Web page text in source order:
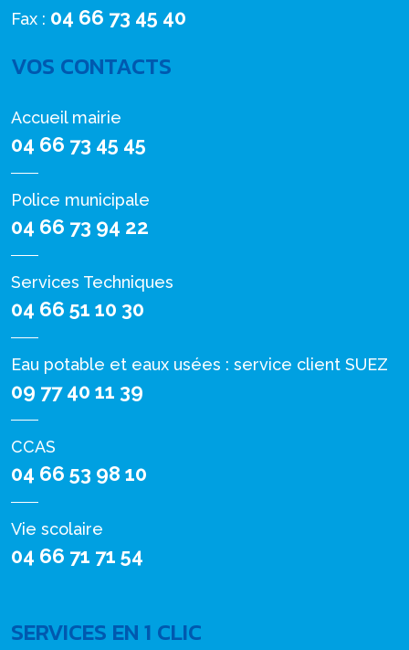
Fax : 04 66 73 45 40
VOS CONTACTS
Accueil mairie
04 66 73 45 45
Police municipale
04 66 73 94 22
Services Techniques
04 66 51 10 30
Eau potable et eaux usées : service client SUEZ
09 77 40 11 39
CCAS
04 66 53 98 10
Vie scolaire
04 66 71 71 54
SERVICES EN 1 CLIC